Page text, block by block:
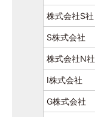
株式会社S社
S株式会社
株式会社N社
I株式会社
G株式会社